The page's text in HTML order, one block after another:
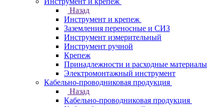
Назад
Инструмент и крепеж
Заземления переносные и СИЗ
Инструмент измерительный
Инструмент ручной
Крепеж
Принадлежности и расходные материалы
Электромонтажный инструмент
Кабельно-проводниковая продукция
Назад
Кабельно-проводниковая продукция